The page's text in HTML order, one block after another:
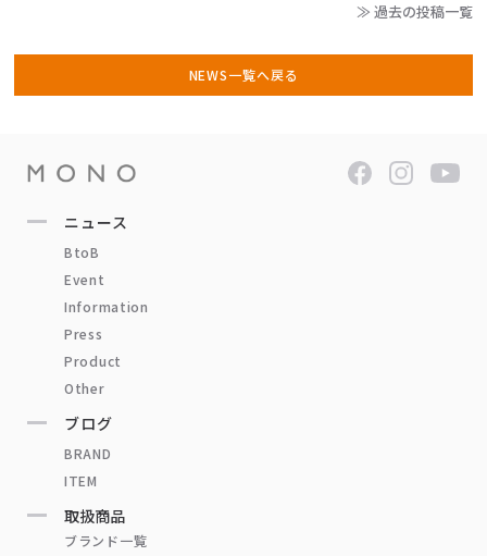
≫ 過去の投稿一覧
NEWS一覧へ戻る
ニュース
BtoB
Event
Information
Press
Product
Other
ブログ
BRAND
ITEM
取扱商品
ブランド一覧